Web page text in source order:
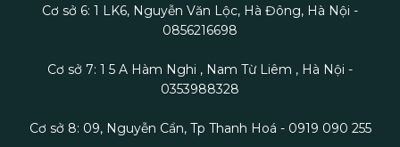
Cơ sở 6: 1 LK6, Nguyễn Văn Lộc, Hà Đông, Hà Nội -
0856216698
Cơ sở 7: 1 5 A Hàm Nghi , Nam Từ Liêm , Hà Nội -
0353988328
Cơ sở 8: 09, Nguyễn Cẩn, Tp Thanh Hoá - 0919 090 255